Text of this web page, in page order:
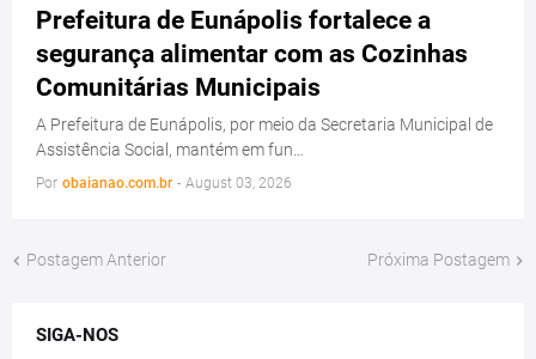
Prefeitura de Eunápolis fortalece a
segurança alimentar com as Cozinhas
Comunitárias Municipais
A Prefeitura de Eunápolis, por meio da Secretaria Municipal de
Assistência Social, mantém em fun…
Por obaianao.com.br - August 03, 2026
Postagem Anterior Próxima Postagem
SIGA-NOS